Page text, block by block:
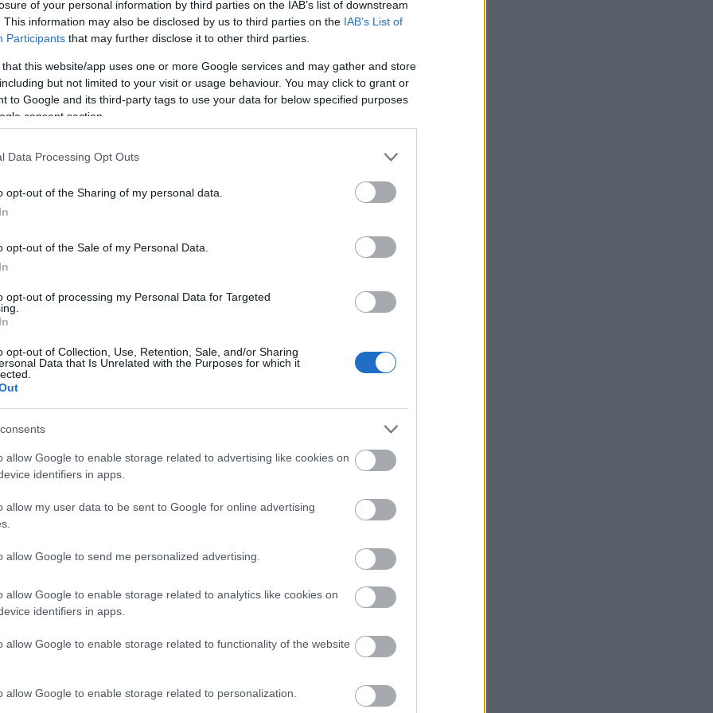
of your personal information by third parties on the IAB’s list of downstream
This information may also be disclosed by us to third parties on the IAB’s List of
Participants that may further disclose it to other third parties.
that this website/app uses one or more Google services and may gather and store
but not limited to your visit or usage behaviour. You may click to grant or
to Google and its third-party tags to use your data for below specified purposes
consent section.
Data Processing Opt Outs
opt-out of the Sharing of my personal data.
opt-out of the Sale of my Personal Data.
opt-out of processing my Personal Data for Targeted
opt-out of Collection, Use, Retention, Sale, and/or Sharing
Data that Is Unrelated with the Purposes for which it
allow Google to enable storage related to advertising like cookies on
identifiers in apps.
allow my user data to be sent to Google for online advertising
allow Google to send me personalized advertising.
allow Google to enable storage related to analytics like cookies on
identifiers in apps.
allow Google to enable storage related to functionality of the website
allow Google to enable storage related to personalization.
κυριότερα σημάδια ότι παίρνετε πολλή
και κινδυνεύει η υγεία σας
ουσιαστικά με την ηλικία και παίζουν
διαδικασίες. Προσπαθώντας να τρώτε μια πηγή
να βοηθήσει στην προστασία από τις ελλείψεις,
κρέας, αυγά, γάλα και γαλακτοκομικά προϊόντα